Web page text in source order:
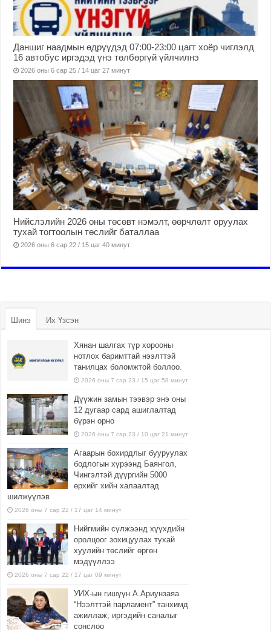
Даншиг наадмын өдрүүдэд 07:00-23:00 цагт хоёр чиглэлд
16 автобус иргэдэд үнэ төлбөргүй үйлчилнэ
2026 оны 6 сар 25 / 14 цаг 27 минут
Нийслэлийн 2026 оны төсөвт нэмэлт, өөрчлөлт оруулах
тухай тогтоолын төслийг баталлаа
2026 оны 6 сар 22 / 15 цаг 40 минут
Шинэ Их Үзсэн
Хянан шалгах түр хорооны
нотлох баримттай нээлттэй
танилцах боломжтой боллоо.
2026 оны 7 сар 23 / 15 цаг 58 минут
Дүүжин замын тээвэр энэ оны
12 дугаар сард ашиглалтад
бүрэн орно
2026 оны 7 сар 23 / 10 цаг 21 минут
Агаарын бохирдлыг бууруулах
бодлогын хүрээнд Баянгол,
Чингэлтэй дүүргийн 5000
өрхийг хийн халаалтад
шилжүүлэв
2026 оны 7 сар 22 / 17 цаг 14 минут
Нийгмийн сүлжээнд хүүхдийн
оролцоог зохицуулах тухай
хуулийн төслийг өргөн
мэдүүллээ
2026 оны 7 сар 22 / 17 цаг 09 минут
УИХ-ын гишүүн А.Ариунзаяа
“Нээлттэй парламент” танхимд
ажиллаж, иргэдийн саналыг
сонслоо